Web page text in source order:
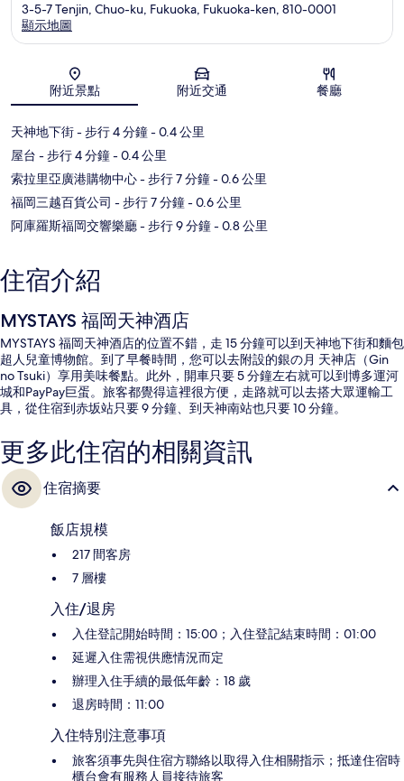
地圖
3-5-7 Tenjin, Chuo-ku, Fukuoka, Fukuoka-ken, 810-0001
顯示地圖
附近景點 附近交通 餐廳
天神地下街- 步行 4 分鐘- 0.4 公里
屋台 - 步行 4 分鐘- 0.4 公里
索拉里亞廣港購物中心- 步行 7 分鐘- 0.6 公里
福岡三越百貨公司 - 步行 7 分鐘- 0.6 公里
阿庫羅斯福岡交響樂廳- 步行 9 分鐘- 0.8 公里
住宿介紹
MYSTAYS 福岡天神酒店
MYSTAYS 福岡天神酒店的位置不錯，走 15 分鐘可以到天神地下街和麵包
超人兒童博物館。到了早餐時間，您可以去附設的銀の月 天神店（Gin
no Tsuki）享用美味餐點。此外，開車只要 5 分鐘左右就可以到博多運河
城和PayPay巨蛋。旅客都覺得這裡很方便，走路就可以去搭大眾運輸工
具，從住宿到赤坂站只要 9 分鐘、到天神南站也只要 10 分鐘。
更多此住宿的相關資訊
住宿摘要
飯店規模
217 間客房
7 層樓
入住/退房
入住登記開始時間：15:00；入住登記結束時間：01:00
延遲入住需視供應情況而定
辦理入住手續的最低年齡：18 歲
退房時間：11:00
入住特別注意事項
旅客須事先與住宿方聯絡以取得入住相關指示；抵達住宿時
櫃台會有服務人員接待旅客